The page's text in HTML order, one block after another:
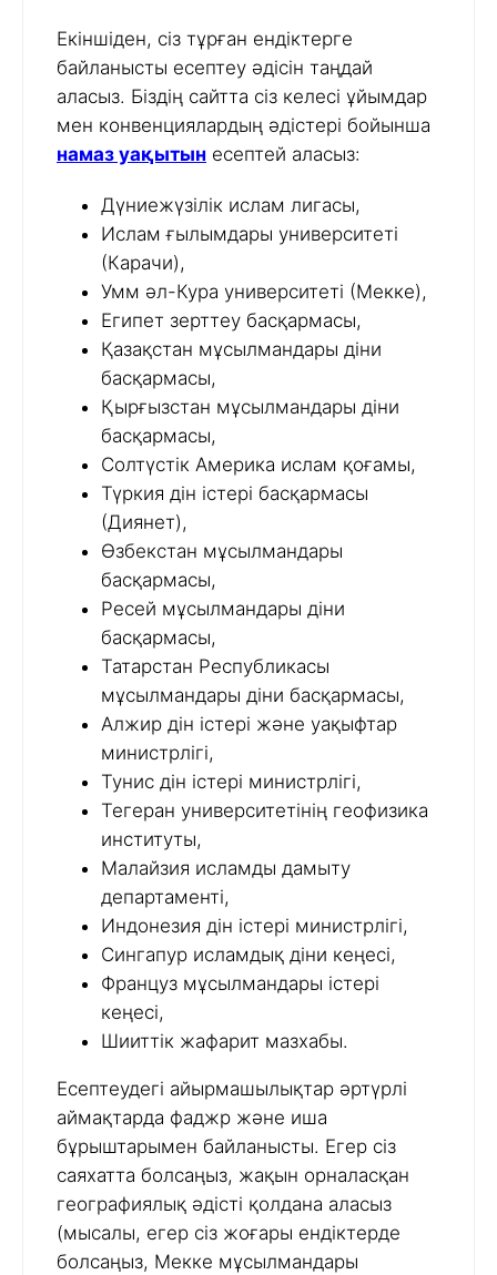
Екіншіден, сіз тұрған ендіктерге
байланысты есептеу әдісін таңдай
аласыз. Біздің сайтта сіз келесі ұйымдар
мен конвенциялардың әдістері бойынша
намаз уақытын есептей аласыз:
Дүниежүзілік ислам лигасы,
Ислам ғылымдары университеті
(Карачи),
Умм әл-Кура университеті (Мекке),
Египет зерттеу басқармасы,
Қазақстан мұсылмандары діни
басқармасы,
Қырғызстан мұсылмандары діни
басқармасы,
Солтүстік Америка ислам қоғамы,
Түркия дін істері басқармасы
(Диянет),
Өзбекстан мұсылмандары
басқармасы,
Ресей мұсылмандары діни
басқармасы,
Татарстан Республикасы
мұсылмандары діни басқармасы,
Алжир дін істері және уақыфтар
министрлігі,
Тунис дін істері министрлігі,
Тегеран университетінің геофизика
институты,
Малайзия исламды дамыту
департаменті,
Индонезия дін істері министрлігі,
Сингапур исламдық діни кеңесі,
Француз мұсылмандары істері
кеңесі,
Шииттік жафарит мазхабы.
Есептеудегі айырмашылықтар әртүрлі
аймақтарда фаджр және иша
бұрыштарымен байланысты. Егер сіз
саяхатта болсаңыз, жақын орналасқан
географиялық әдісті қолдана аласыз
(мысалы, егер сіз жоғары ендіктерде
болсаңыз, Мекке мұсылмандары